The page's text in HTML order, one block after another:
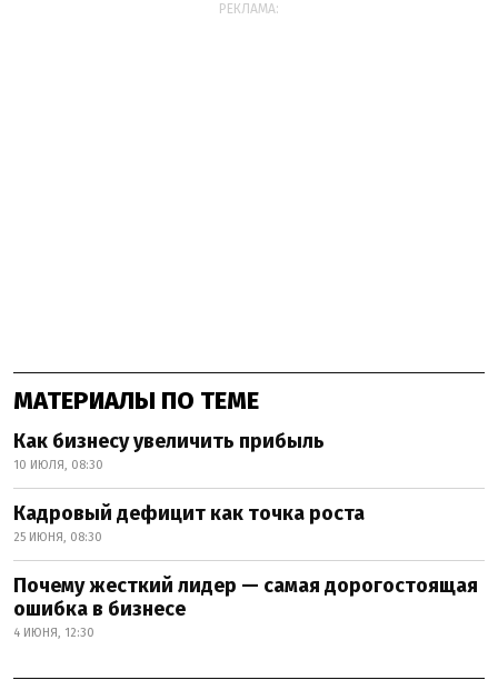
РЕКЛАМА:
МАТЕРИАЛЫ ПО ТЕМЕ
Как бизнесу увеличить прибыль
10 ИЮЛЯ, 08:30
Кадровый дефицит как точка роста
25 ИЮНЯ, 08:30
Почему жесткий лидер — самая дорогостоящая
ошибка в бизнесе
4 ИЮНЯ, 12:30